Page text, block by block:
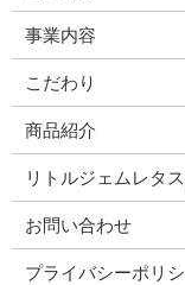
事業内容
こだわり
商品紹介
リトルジェムレタ
お問い合わせ
プライバシーポリ